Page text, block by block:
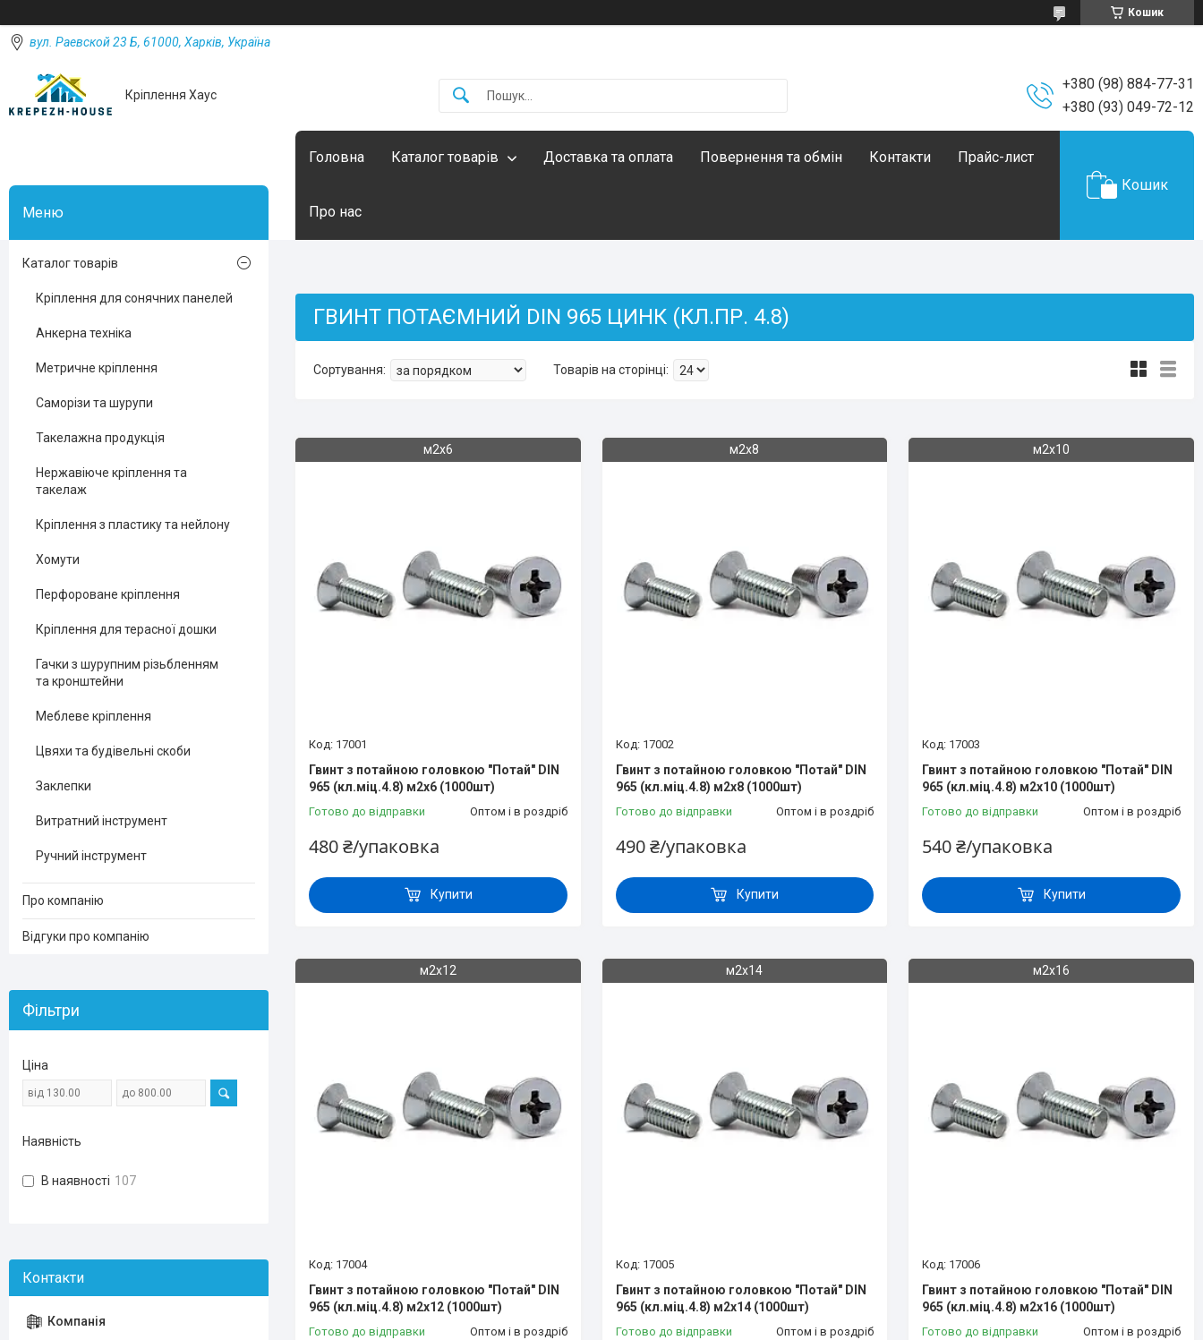
Кошик
вул. Раевской 23 Б, 61000, Харків, Україна
Кріплення Хаус
+380 (98) 884-77-31
+380 (93) 049-72-12
Головна Каталог товарів Доставка та оплата Повернення та обмін Контакти Прайс-лист
Про нас
Кошик
ГВИНТ ПОТАЄМНИЙ DIN 965 ЦИНК (КЛ.ПР. 4.8)
м2х6
17001
Гвинт з потайною головкою "Потай" DIN
965 (кл.міц.4.8) м2х6 (1000шт)
Готово до відправки Оптом і в роздріб
480 ₴/упаковка
Купити
м2х8
17002
Гвинт з потайною головкою "Потай" DIN
965 (кл.міц.4.8) м2х8 (1000шт)
Готово до відправки Оптом і в роздріб
490 ₴/упаковка
Купити
м2х10
17003
Гвинт з потайною головкою "Потай" DIN
965 (кл.міц.4.8) м2х10 (1000шт)
Готово до відправки Оптом і в роздріб
540 ₴/упаковка
Купити
м2х12
17004
Гвинт з потайною головкою "Потай" DIN
965 (кл.міц.4.8) м2х12 (1000шт)
Готово до відправки Оптом і в роздріб
м2х14
17005
Гвинт з потайною головкою "Потай" DIN
965 (кл.міц.4.8) м2х14 (1000шт)
Готово до відправки Оптом і в роздріб
м2х16
17006
Гвинт з потайною головкою "Потай" DIN
965 (кл.міц.4.8) м2х16 (1000шт)
Готово до відправки Оптом і в роздріб
Каталог товарів
Кріплення для сонячних панелей
Анкерна техніка
Метричне кріплення
Саморізи та шурупи
Такелажна продукція
Нержавіюче кріплення та
такелаж
Кріплення з пластику та нейлону
Хомути
Перфороване кріплення
Кріплення для терасної дошки
Гачки з шурупним різьбленням
та кронштейни
Меблеве кріплення
Цвяхи та будівельні скоби
Заклепки
Витратний інструмент
Ручний інструмент
Про компанію
Відгуки про компанію
Фільтри
Ціна
Наявність
В наявності 107